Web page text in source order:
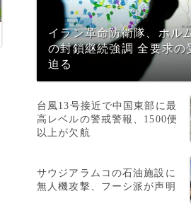
イラン革命防衛隊、ホル
の封鎖継続強調 全要求の
迫る
台風13号接近で中国東部に最
高レベルの警戒警報、1500便
以上が欠航
サウジアラムコの石油施設に
無人機攻撃、フーシ派が声明